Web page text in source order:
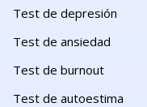
Test de depresión
Test de ansiedad
Test de burnout
Test de autoestima